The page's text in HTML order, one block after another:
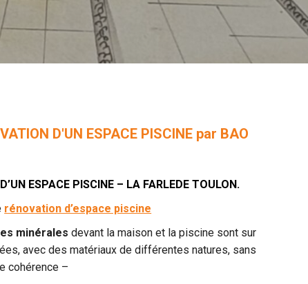
D'UN ESPACE PISCINE par BAO
ESPACE PISCINE – LA FARLEDE TOULON.
rénovation d’espace piscine
minérales devant la maison et la piscine sont sur
avec des matériaux de différentes natures, sans
cohérence –